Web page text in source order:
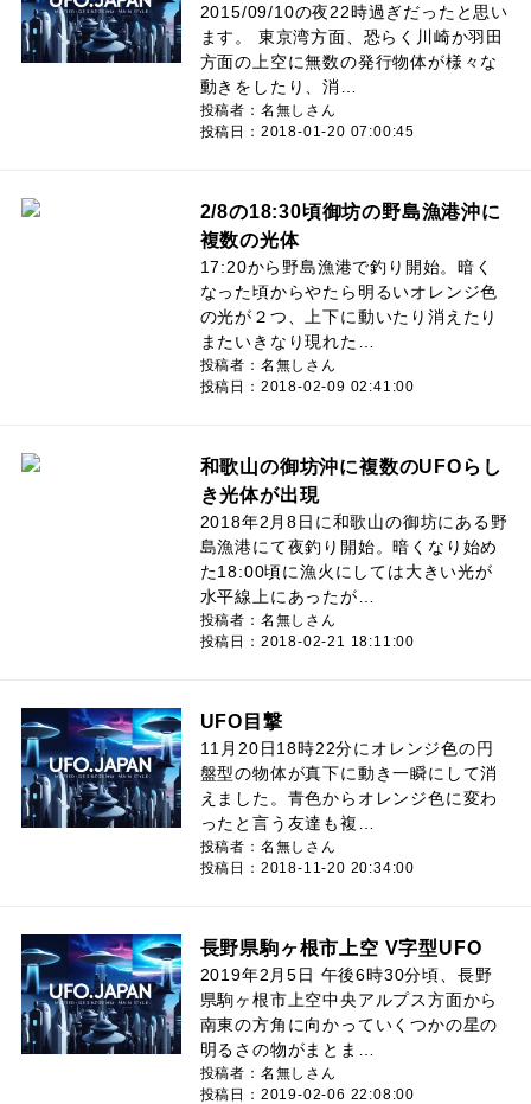
2015/09/10の夜22時過ぎだったと思い
ます。 東京湾方面、恐らく川崎か羽田
方面の上空に無数の発行物体が様々な
動きをしたり、消…
投稿者：名無しさん
投稿日：2018-01-20 07:00:45
2/8の18:30頃御坊の野島漁港沖に
複数の光体
17:20から野島漁港で釣り開始。暗く
なった頃からやたら明るいオレンジ色
の光が２つ、上下に動いたり消えたり
またいきなり現れた…
投稿者：名無しさん
投稿日：2018-02-09 02:41:00
和歌山の御坊沖に複数のUFOらし
き光体が出現
2018年2月8日に和歌山の御坊にある野
島漁港にて夜釣り開始。暗くなり始め
た18:00頃に漁火にしては大きい光が
水平線上にあったが…
投稿者：名無しさん
投稿日：2018-02-21 18:11:00
UFO目撃
11月20日18時22分にオレンジ色の円
盤型の物体が真下に動き一瞬にして消
えました。青色からオレンジ色に変わ
ったと言う友達も複…
投稿者：名無しさん
投稿日：2018-11-20 20:34:00
長野県駒ヶ根市上空 V字型UFO
2019年2月5日 午後6時30分頃、長野
県駒ヶ根市上空中央アルプス方面から
南東の方角に向かっていくつかの星の
明るさの物がまとま…
投稿者：名無しさん
投稿日：2019-02-06 22:08:00